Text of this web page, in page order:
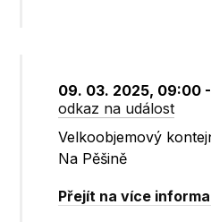
09. 03. 2025, 09:00
odkaz na událost
Velkoobjemový
Na Pěšině
Přejít na více